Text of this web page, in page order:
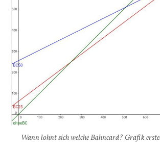
Wann lohnt sich welche Bahncard? Grafik